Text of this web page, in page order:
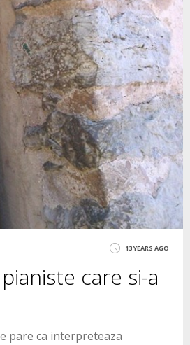
13 YEARS AGO
care si-a
pare ca interpreteaza